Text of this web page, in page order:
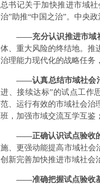
总书记关于加快推进市域
治”助推“中国之治”。中央
——充分认识推进市域
体、重大风险的终结地。推
治理能力现代化的战略任务
——认真总结市域社会
进、接续达标”的试点工作
范、运行有效的市域社会治
班，加强市域交流互学互鉴
——正确认识试点验收
施、更强动能提高市域社会
创新完善加快推进市域社会
——准确把握试点验收